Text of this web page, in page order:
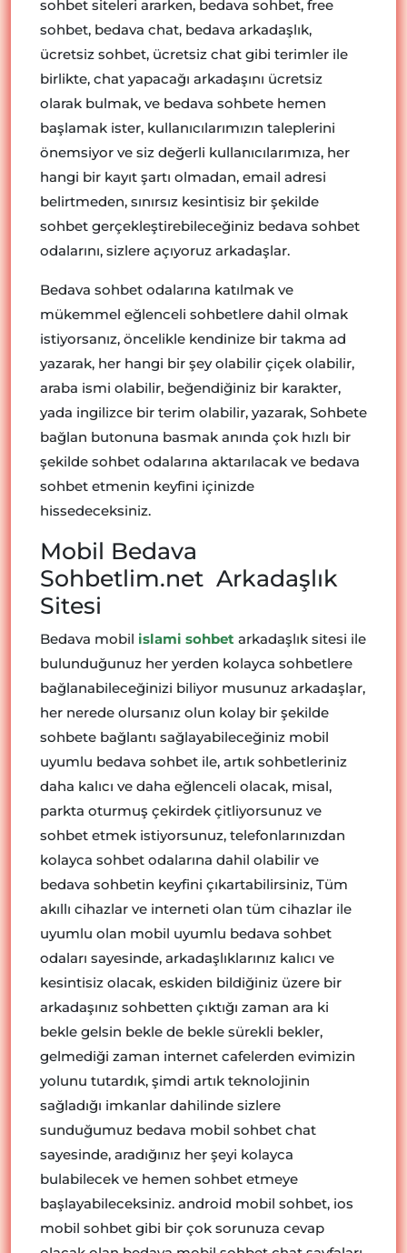
sohbet siteleri ararken, bedava sohbet, free
sohbet, bedava chat, bedava arkadaşlık,
ücretsiz sohbet, ücretsiz chat gibi terimler ile
birlikte, chat yapacağı arkadaşını ücretsiz
olarak bulmak, ve bedava sohbete hemen
başlamak ister, kullanıcılarımızın taleplerini
önemsiyor ve siz değerli kullanıcılarımıza, her
hangi bir kayıt şartı olmadan, email adresi
belirtmeden, sınırsız kesintisiz bir şekilde
sohbet gerçekleştirebileceğiniz bedava sohbet
odalarını, sizlere açıyoruz arkadaşlar.
Bedava sohbet odalarına katılmak ve
mükemmel eğlenceli sohbetlere dahil olmak
istiyorsanız, öncelikle kendinize bir takma ad
yazarak, her hangi bir şey olabilir çiçek olabilir,
araba ismi olabilir, beğendiğiniz bir karakter,
yada ingilizce bir terim olabilir, yazarak, Sohbete
bağlan butonuna basmak anında çok hızlı bir
şekilde sohbet odalarına aktarılacak ve bedava
sohbet etmenin keyfini içinizde
hissedeceksiniz.
Mobil Bedava
Sohbetlim.net Arkadaşlık
Sitesi
Bedava mobil islami sohbet arkadaşlık sitesi ile
bulunduğunuz her yerden kolayca sohbetlere
bağlanabileceğinizi biliyor musunuz arkadaşlar,
her nerede olursanız olun kolay bir şekilde
sohbete bağlantı sağlayabileceğiniz mobil
uyumlu bedava sohbet ile, artık sohbetleriniz
daha kalıcı ve daha eğlenceli olacak, misal,
parkta oturmuş çekirdek çitliyorsunuz ve
sohbet etmek istiyorsunuz, telefonlarınızdan
kolayca sohbet odalarına dahil olabilir ve
bedava sohbetin keyfini çıkartabilirsiniz, Tüm
akıllı cihazlar ve interneti olan tüm cihazlar ile
uyumlu olan mobil uyumlu bedava sohbet
odaları sayesinde, arkadaşlıklarınız kalıcı ve
kesintisiz olacak, eskiden bildiğiniz üzere bir
arkadaşınız sohbetten çıktığı zaman ara ki
bekle gelsin bekle de bekle sürekli bekler,
gelmediği zaman internet cafelerden evimizin
yolunu tutardık, şimdi artık teknolojinin
sağladığı imkanlar dahilinde sizlere
sunduğumuz bedava mobil sohbet chat
sayesinde, aradığınız her şeyi kolayca
bulabilecek ve hemen sohbet etmeye
başlayabileceksiniz. android mobil sohbet, ios
mobil sohbet gibi bir çok sorunuza cevap